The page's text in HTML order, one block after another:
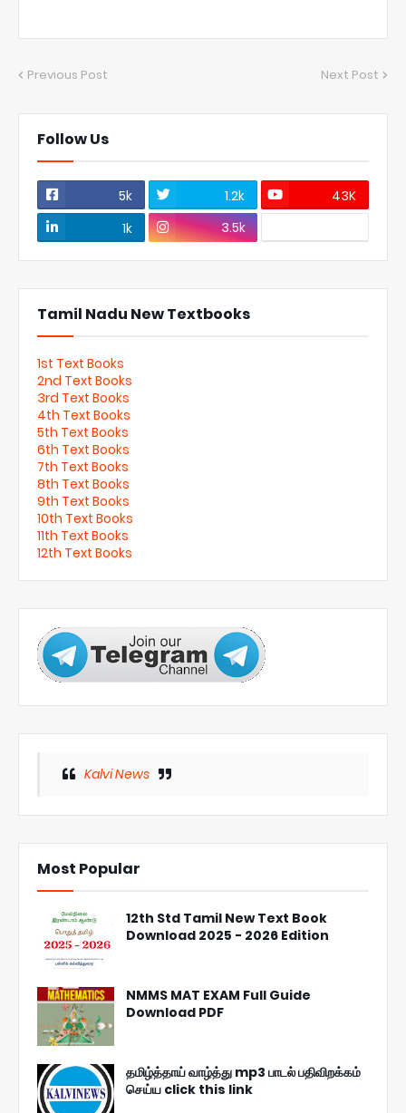
Previous Post Next Post
Follow Us
5k 1.2k
43K
1k
3.5k
Tamil Nadu New Textbooks
1st Text Books
2nd Text Books
3rd Text Books
4th Text Books
5th Text Books
6th Text Books
7th Text Books
8th Text Books
9th Text Books
10th Text Books
11th Text Books
12th Text Books
Kalvi News
Most Popular
12th Std Tamil New Text Book
Download 2025 - 2026 Edition
NMMS MAT EXAM Full Guide
Download PDF
தமிழ்த்தாய் வாழ்த்து mp3 பாடல் பதிவிறக்கம்
செய்ய click this link